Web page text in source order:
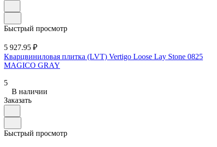
Быстрый просмотр
5 927.95 ₽
Кварцвиниловая плитка (LVT) Vertigo Loose Lay Stone 0825
MAGICO GRAY
5
В наличии
Заказать
Быстрый просмотр